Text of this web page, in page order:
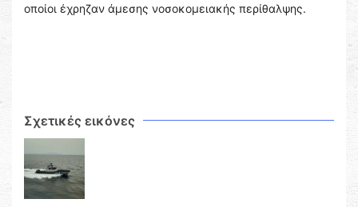
οποίοι έχρηζαν άμεσης νοσοκομειακής περίθαλψης.
Σχετικές εικόνες